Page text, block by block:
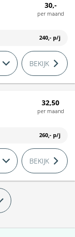
30,-
per maand
240,- p/j
BEKIJK
32,50
per maand
260,- p/j
BEKIJK